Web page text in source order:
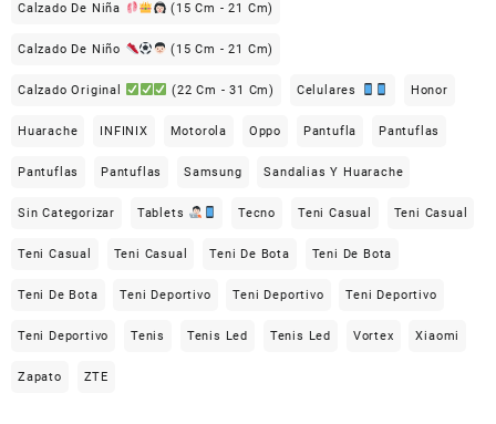
Calzado De Niña (15 Cm - 21 Cm)
Calzado De Niño (15 Cm - 21 Cm)
Calzado Original (22 Cm - 31 Cm) Celulares Honor
Huarache INFINIX Motorola Oppo Pantufla Pantuflas
Pantuflas Pantuflas Samsung Sandalias Y Huarache
Sin Categorizar Tablets Tecno Teni Casual Teni Casual
Teni Casual Teni Casual Teni De Bota Teni De Bota
Teni De Bota Teni Deportivo Teni Deportivo Teni Deportivo
Teni Deportivo Tenis Tenis Led Tenis Led Vortex Xiaomi
Zapato ZTE